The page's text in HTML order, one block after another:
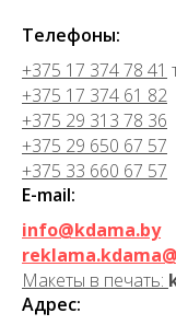
Телефоны:
+375 17 374 78 41
+375 17 374 61 82
+375 29 313 78 36
+375 29 650 67 57
+375 33 660 67 57
E-mail:
info@kdama.by
Макеты в печать:
Адрес: